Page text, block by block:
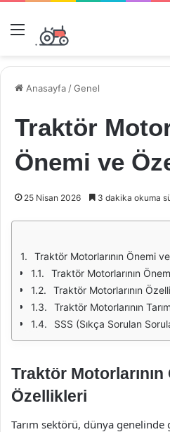
Menü
Anasayfa /Genel
Traktör
Önemi ve
25 Nisan 2026 3 dakika okuma
Traktör Motorlarının Önemi
Traktör Motorlarının
Traktör Motorlarının
Traktör Motorlarının
SSS (Sıkça Sorulan
Traktör Motorlarının
Özellikleri
Tarım sektörü, dünya